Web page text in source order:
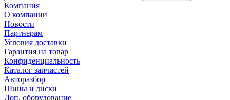
Компания
О компании
Новости
Партнерам
Условия доставки
Гарантия на товар
Конфиденциальность
Каталог запчастей
Авторазбор
Шины и диски
Доп. оборудование